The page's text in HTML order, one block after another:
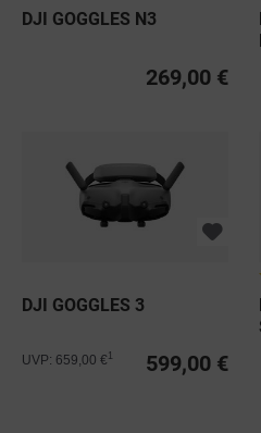
DJI GOGGLES N3
269,00 €
DJI GOGGLES 3
599,00 €
UVP: 659,00 € 1